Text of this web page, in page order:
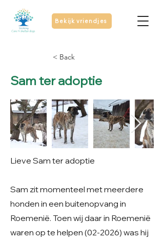
Bekijk vriendjes
< Back
Sam ter adoptie
Lieve Sam ter adoptie
Sam zit momenteel met meerdere
honden in een buitenopvang in
Roemenië. Toen wij daar in Roemenië
waren op te helpen (02-2026) was hij